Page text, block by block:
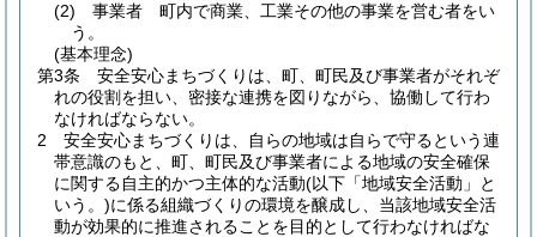
(2)
事業者 町内で商業、工業その他の事業を営む者をい
う。
(基本理念)
第3条
安全安心まちづくりは、町、町民及び事業者がそれぞ
れの役割を担い、密接な連携を図りながら、協働して行わ
なければならない。
2
安全安心まちづくりは、自らの地域は自らで守るという連
帯意識のもと、町、町民及び事業者による地域の安全確保
に関する自主的かつ主体的な活動(以下「地域安全活動」と
いう。)に係る組織づくりの環境を醸成し、当該地域安全活
動が効果的に推進されることを目的として行わなければな